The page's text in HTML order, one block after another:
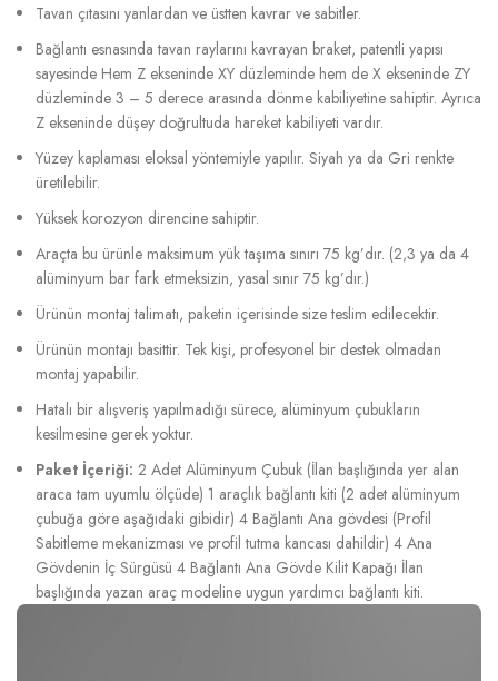
Tavan çıtasını yanlardan ve üstten kavrar ve sabitler.
Bağlantı esnasında tavan raylarını kavrayan braket, patentli yapısı
sayesinde Hem Z ekseninde XY düzleminde hem de X ekseninde ZY
düzleminde 3 – 5 derece arasında dönme kabiliyetine sahiptir. Ayrıca
Z ekseninde düşey doğrultuda hareket kabiliyeti vardır.
Yüzey kaplaması eloksal yöntemiyle yapılır. Siyah ya da Gri renkte
üretilebilir.
Yüksek korozyon direncine sahiptir.
Araçta bu ürünle maksimum yük taşıma sınırı 75 kg’dır. (2,3 ya da 4
alüminyum bar fark etmeksizin, yasal sınır 75 kg’dır.)
Ürünün montaj talimatı, paketin içerisinde size teslim edilecektir.
Ürünün montajı basittir. Tek kişi, profesyonel bir destek olmadan
montaj yapabilir.
Hatalı bir alışveriş yapılmadığı sürece, alüminyum çubukların
kesilmesine gerek yoktur.
Paket İçeriği: 2 Adet Alüminyum Çubuk (İlan başlığında yer alan
araca tam uyumlu ölçüde) 1 araçlık bağlantı kiti (2 adet alüminyum
çubuğa göre aşağıdaki gibidir) 4 Bağlantı Ana gövdesi (Profil
Sabitleme mekanizması ve profil tutma kancası dahildir) 4 Ana
Gövdenin İç Sürgüsü 4 Bağlantı Ana Gövde Kilit Kapağı İlan
başlığında yazan araç modeline uygun yardımcı bağlantı kiti.